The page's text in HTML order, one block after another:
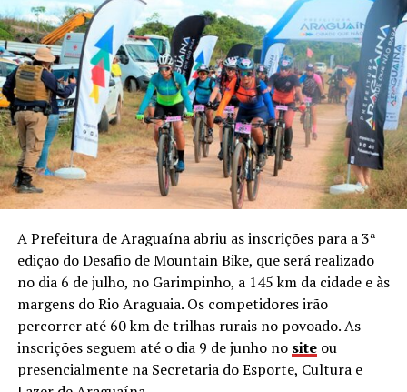
A Prefeitura de Araguaína abriu as inscrições para a 3ª
edição do Desafio de Mountain Bike, que será realizado
no dia 6 de julho, no Garimpinho, a 145 km da cidade e às
margens do Rio Araguaia. Os competidores irão
percorrer até 60 km de trilhas rurais no povoado. As
inscrições seguem até o dia 9 de junho no site ou
presencialmente na Secretaria do Esporte, Cultura e